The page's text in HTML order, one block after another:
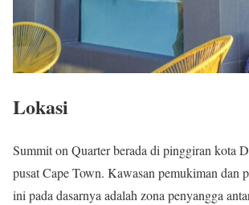
Lokasi
Summit on Quarter berada di pinggiran kota
pusat Cape Town. Kawasan pemukiman dan
ini pada dasarnya adalah zona penyangga